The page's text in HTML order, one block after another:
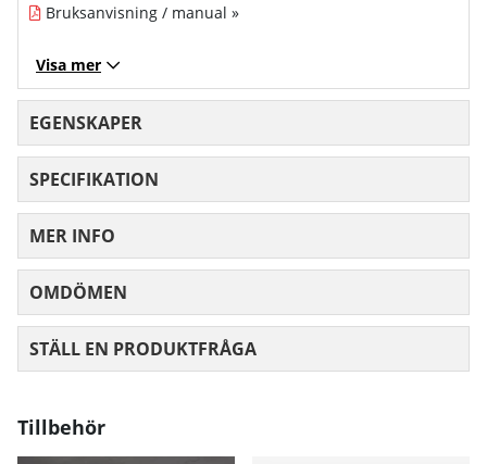
Bruksanvisning / manual »
Visa mer
EGENSKAPER
SPECIFIKATION
MER INFO
OMDÖMEN
STÄLL EN PRODUKTFRÅGA
Tillbehör